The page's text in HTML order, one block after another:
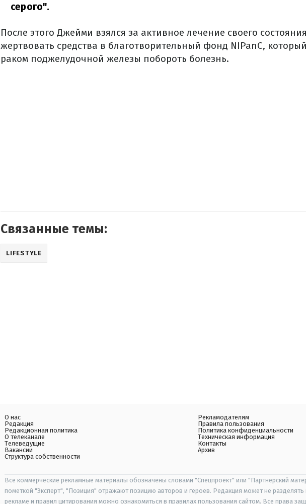
серого".
После этого Джейми взялся за активное лечение своего
жертвовать средства в благотворительный фонд NIPanC,
раком поджелудочной железы побороть болезнь.
Связанные темы:
LIFESTYLE
О нас
Редакция
Редакционная политика
О телеканале
Телеведущие
Вакансии
Структура собственности
Рекламодателям
Правила пользования
Политика конфиденциальности
Техническая информация
Контакты
Архив
Все коммерческие рекламные материалы обозначены словами "Спецпроект" или "Партнерский
пометкой "Эксперт", "Позиция" отражают позицию авторов и героев. Редакция может не
рекламе и правил цитирования можно ознакомиться в правилах пользования сайтом. Все права